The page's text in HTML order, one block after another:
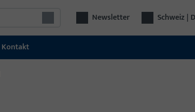
Newsletter Schweiz |
Kontakt